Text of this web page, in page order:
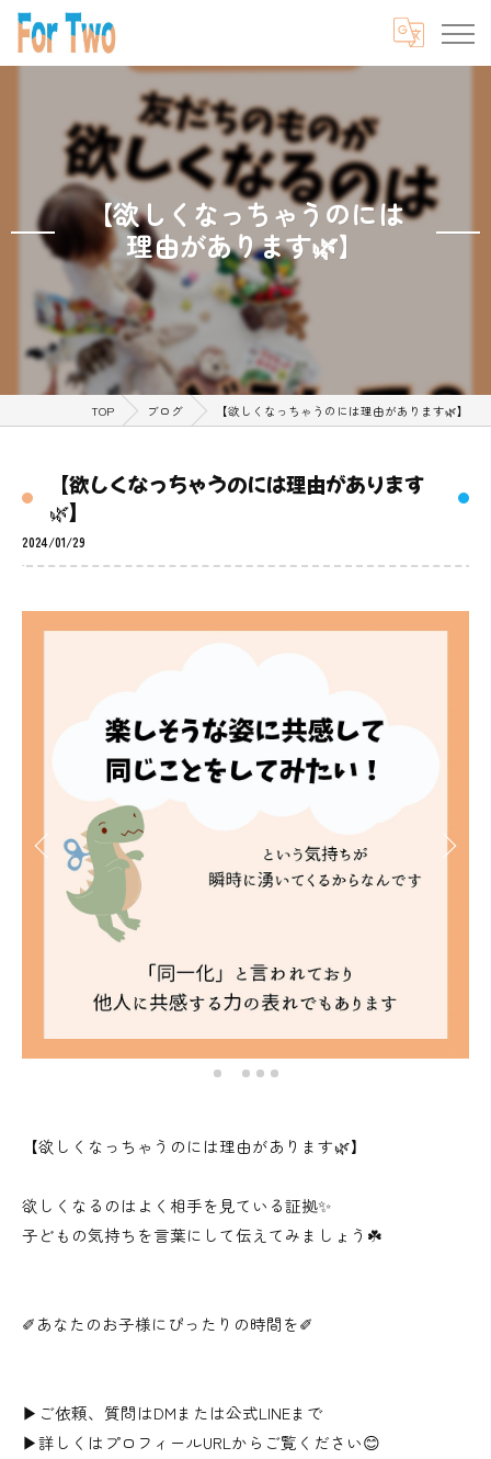
【欲しくなっちゃうのには
理由があります🌿】
TOP ブログ 【欲しくなっちゃうのには理由があります🌿】
【欲しくなっちゃうのには理由があります
🌿】
2024/01/29
【欲しくなっちゃうのには理由があります🌿】
欲しくなるのはよく相手を見ている証拠✨
子どもの気持ちを言葉にして伝えてみましょう☘️
✐あなたのお子様にぴったりの時間を✐
▶ご依頼、質問はDMまたは公式LINEまで
▶詳しくはプロフィールURLからご覧ください😊